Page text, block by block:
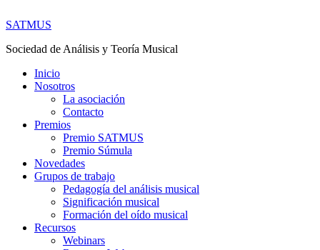
SATMUS
Sociedad de Análisis y Teoría Musical
Inicio
Nosotros
La asociación
Contacto
Premios
Premio SATMUS
Premio Súmula
Novedades
Grupos de trabajo
Pedagogía del análisis musical
Significación musical
Formación del oído musical
Recursos
Webinars